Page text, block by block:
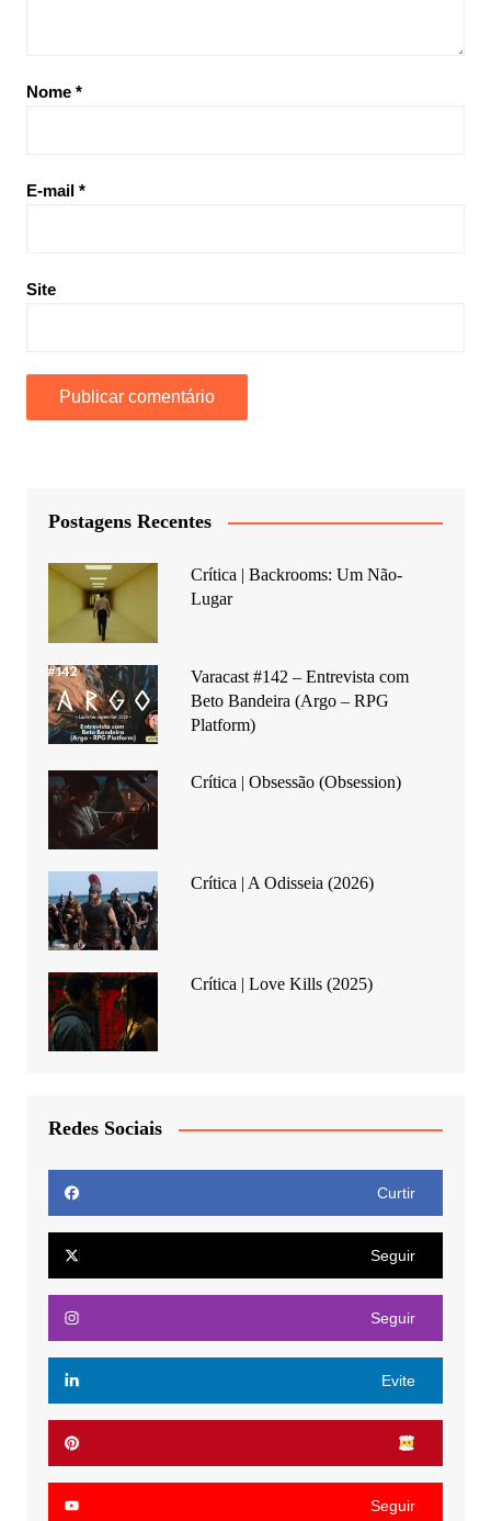
Nome *
E-mail *
Site
Postagens Recentes
Crítica | Backrooms: Um Não-
Lugar
Varacast #142 – Entrevista com
Beto Bandeira (Argo – RPG
Platform)
Crítica | Obsessão (Obsession)
Crítica | A Odisseia (2026)
Crítica | Love Kills (2025)
Redes Sociais
Curtir
Seguir
Seguir
Evite
Seguir